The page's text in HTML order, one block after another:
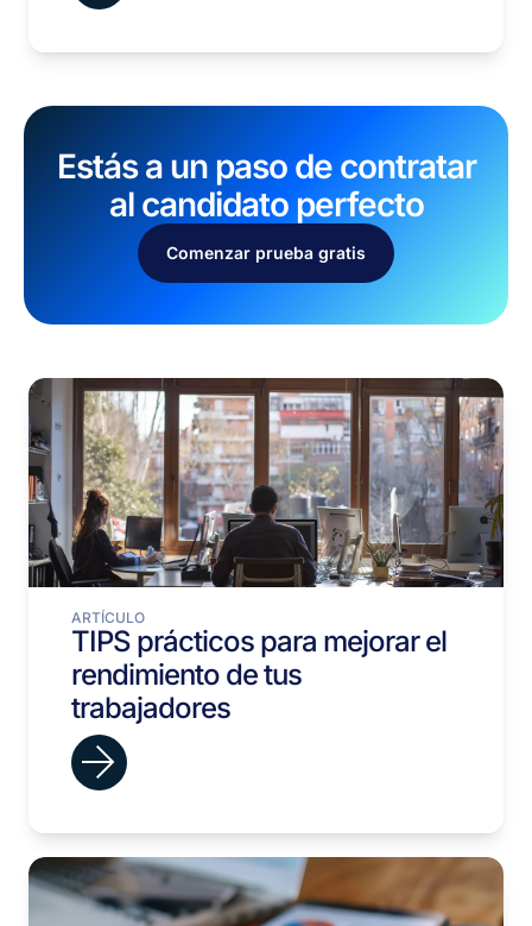
Estás a un paso de contratar
al candidato perfecto
Comenzar prueba gratis
ARTÍCULO
TIPS prácticos para mejorar el
rendimiento de tus
trabajadores